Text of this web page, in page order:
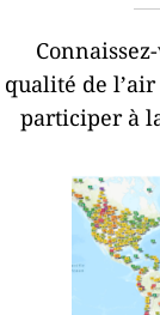
qualité de
participer à